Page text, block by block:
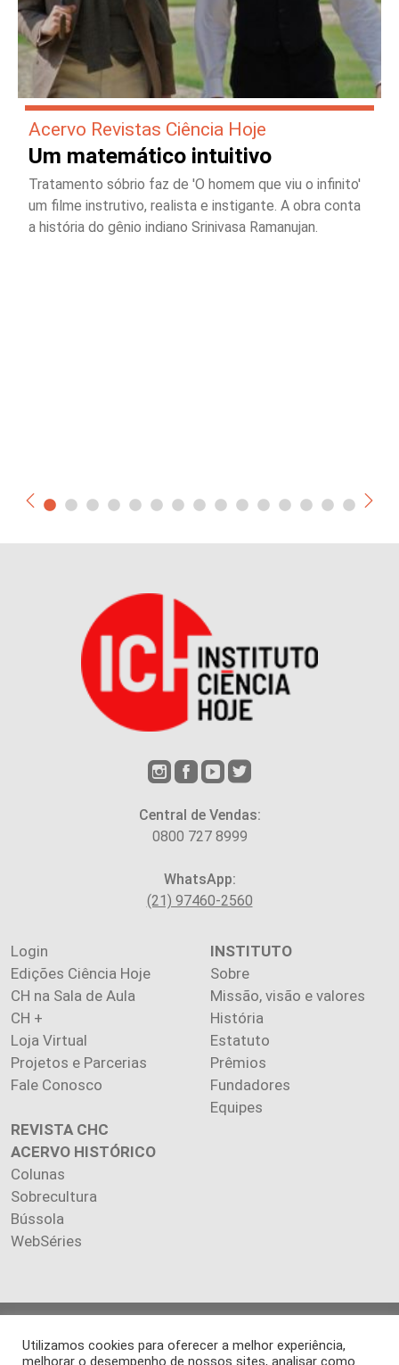
Acervo Revistas Ciência Hoje
Um matemático intuitivo
Tratamento sóbrio faz de 'O homem que viu o infinito'
um filme instrutivo, realista e instigante. A obra conta
a história do gênio indiano Srinivasa Ramanujan.
Central de Vendas:
0800 727 8999
WhatsApp:
(21) 97460-2560
Login
Edições Ciência Hoje
CH na Sala de Aula
CH +
Loja Virtual
Projetos e Parcerias
Fale Conosco
INSTITUTO
Sobre
Missão, visão e valores
História
Estatuto
Prêmios
Fundadores
Equipes
REVISTA CHC
ACERVO HISTÓRICO
Colunas
Sobrecultura
Bússola
WebSéries
reservados.
Utilizamos cookies para oferecer a melhor experiência,
melhorar o desempenho de nossos sites, analisar como